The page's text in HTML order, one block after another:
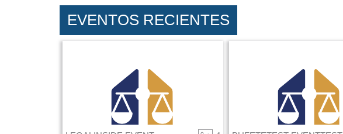
EVENTOS RECIENTES